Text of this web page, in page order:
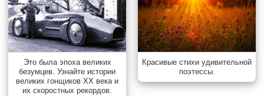
Это была эпоха великих
безумцев. Узнайте истории
великих гонщиков XX века и
их скоростных рекордов.
Красивые стихи удивительной
поэтессы.